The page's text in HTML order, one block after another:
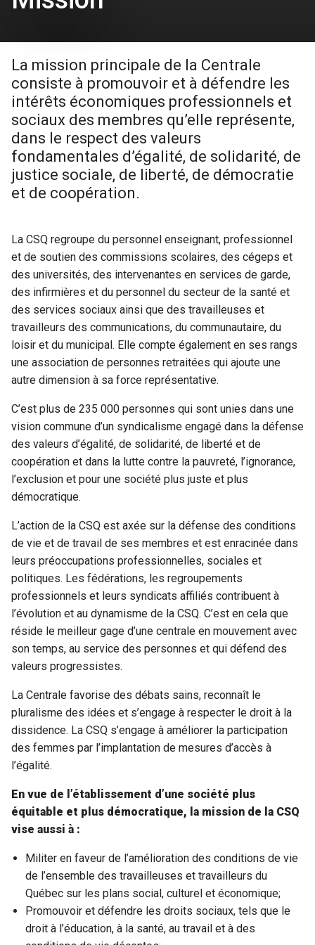
La mission principale de la Centrale
consiste à promouvoir et à défendre les
intérêts économiques professionnels et
sociaux des membres qu’elle représente,
dans le respect des valeurs
fondamentales d’égalité, de solidarité, de
justice sociale, de liberté, de démocratie
et de coopération.
La CSQ regroupe du personnel enseignant, professionnel
et de soutien des commissions scolaires, des cégeps et
des universités, des intervenantes en services de garde,
des infirmières et du personnel du secteur de la santé et
des services sociaux ainsi que des travailleuses et
travailleurs des communications, du communautaire, du
loisir et du municipal. Elle compte également en ses rangs
une association de personnes retraitées qui ajoute une
autre dimension à sa force représentative.
C’est plus de 235 000 personnes qui sont unies dans une
vision commune d’un syndicalisme engagé dans la défense
des valeurs d’égalité, de solidarité, de liberté et de
coopération et dans la lutte contre la pauvreté, l’ignorance,
l’exclusion et pour une société plus juste et plus
démocratique.
L’action de la CSQ est axée sur la défense des conditions
de vie et de travail de ses membres et est enracinée dans
leurs préoccupations professionnelles, sociales et
politiques. Les fédérations, les regroupements
professionnels et leurs syndicats affiliés contribuent à
l’évolution et au dynamisme de la CSQ. C’est en cela que
réside le meilleur gage d’une centrale en mouvement avec
son temps, au service des personnes et qui défend des
valeurs progressistes.
La Centrale favorise des débats sains, reconnaît le
pluralisme des idées et s’engage à respecter le droit à la
dissidence. La CSQ s’engage à améliorer la participation
des femmes par l’implantation de mesures d’accès à
l’égalité.
En vue de l’établissement d’une société plus
équitable et plus démocratique, la mission de la CSQ
vise aussi à :
Militer en faveur de l’amélioration des conditions de vie
de l’ensemble des travailleuses et travailleurs du
Québec sur les plans social, culturel et économique;
Promouvoir et défendre les droits sociaux, tels que le
droit à l’éducation, à la santé, au travail et à des